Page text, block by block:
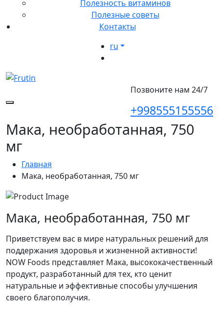
Полезность витаминов
Полезные советы
Контакты
ru
Позвоните нам 24/7
+998555155556
Мака, необработанная, 750
мг
Главная
Мака, необработанная, 750 мг
Мака, необработанная, 750 мг
Приветствуем вас в мире натуральных решений для
поддержания здоровья и жизненной активности!
NOW Foods представляет Мака, высококачественный
продукт, разработанный для тех, кто ценит
натуральные и эффективные способы улучшения
своего благополучия.